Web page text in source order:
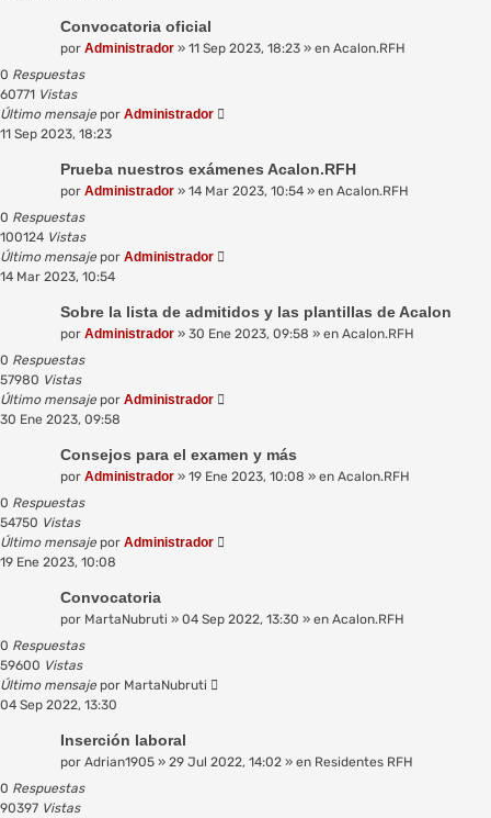
Convocatoria oficial
por Administrador » 11 Sep 2023, 18:23 » en Acalon.RFH
0 Respuestas
60771 Vistas
Último mensaje por Administrador
11 Sep 2023, 18:23
Prueba nuestros exámenes Acalon.RFH
por Administrador » 14 Mar 2023, 10:54 » en Acalon.RFH
0 Respuestas
100124 Vistas
Último mensaje por Administrador
14 Mar 2023, 10:54
Sobre la lista de admitidos y las plantillas de Acalon
por Administrador » 30 Ene 2023, 09:58 » en Acalon.RFH
0 Respuestas
57980 Vistas
Último mensaje por Administrador
30 Ene 2023, 09:58
Consejos para el examen y más
por Administrador » 19 Ene 2023, 10:08 » en Acalon.RFH
0 Respuestas
54750 Vistas
Último mensaje por Administrador
19 Ene 2023, 10:08
Convocatoria
por MartaNubruti » 04 Sep 2022, 13:30 » en Acalon.RFH
0 Respuestas
59600 Vistas
Último mensaje por MartaNubruti
04 Sep 2022, 13:30
Inserción laboral
por Adrian1905 » 29 Jul 2022, 14:02 » en Residentes RFH
0 Respuestas
90397 Vistas